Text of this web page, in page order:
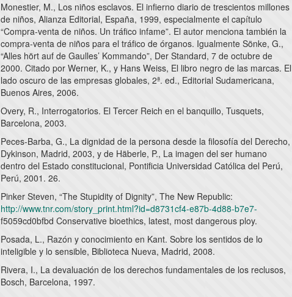
Monestier, M., Los niños esclavos. El infierno diario de trescientos millones
de niños, Alianza Editorial, España, 1999, especialmente el capítulo
“Compra-venta de niños. Un tráfico infame”. El autor menciona también la
compra-venta de niños para el tráfico de órganos. Igualmente Sönke, G.,
“Alles hört auf de Gaulles’ Kommando”, Der Standard, 7 de octubre de
2000. Citado por Werner, K., y Hans Weiss, El libro negro de las marcas. El
lado oscuro de las empresas globales, 2ª. ed., Editorial Sudamericana,
Buenos Aires, 2006.
Overy, R., Interrogatorios. El Tercer Reich en el banquillo, Tusquets,
Barcelona, 2003.
Peces-Barba, G., La dignidad de la persona desde la filosofía del Derecho,
Dykinson, Madrid, 2003, y de Häberle, P., La imagen del ser humano
dentro del Estado constitucional, Pontificia Universidad Católica del Perú,
Perú, 2001. 26.
Pinker Steven, “The Stupidity of Dignity”, The New Republic:
http://www.tnr.com/story_print.html?id=d8731cf4-e87b-4d88-b7e7-
f5059cd0bfbd Conservative bioethics, latest, most dangerous ploy.
Posada, L., Razón y conocimiento en Kant. Sobre los sentidos de lo
inteligible y lo sensible, Biblioteca Nueva, Madrid, 2008.
Rivera, I., La devaluación de los derechos fundamentales de los reclusos,
Bosch, Barcelona, 1997.